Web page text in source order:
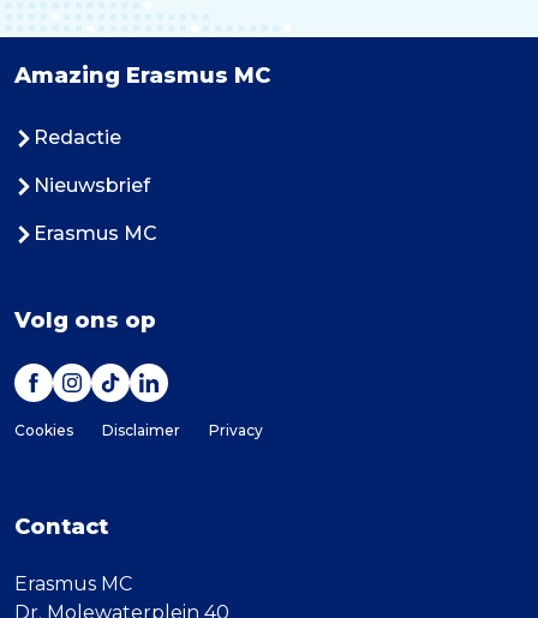
Amazing Erasmus MC
Redactie
Nieuwsbrief
Erasmus MC
Volg ons op
Cookies Disclaimer Privacy
Contact
Erasmus MC
Dr. Molewaterplein 40